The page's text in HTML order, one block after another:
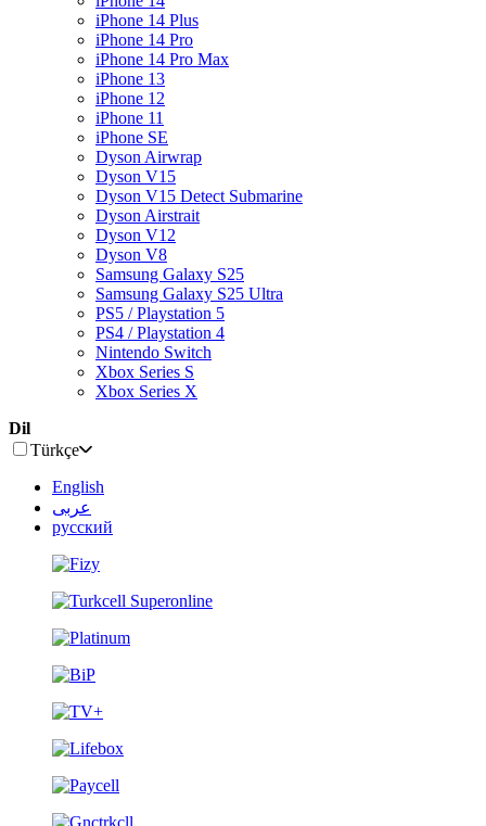
iPhone 14 Plus
iPhone 14 Pro
iPhone 14 Pro Max
iPhone 13
iPhone 12
iPhone 11
iPhone SE
Dyson Airwrap
Dyson V15
Dyson V15 Detect Submarine
Dyson Airstrait
Dyson V12
Dyson V8
Samsung Galaxy S25
Samsung Galaxy S25 Ultra
PS5 / Playstation 5
PS4 / Playstation 4
Nintendo Switch
Xbox Series S
Xbox Series X
Dil
Türkçe
English
عربى
русский